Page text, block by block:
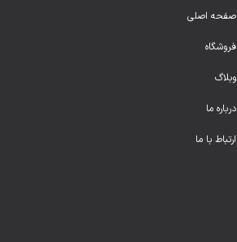
صفحه اصلی
فروشگاه
وبلاگ
درباره ما
ارتباط با ما